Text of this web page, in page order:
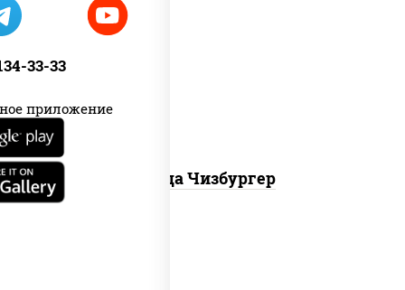
33-33
приложение
соус "гриль", моцарелла для пиццы,
Пицца Чизбургер